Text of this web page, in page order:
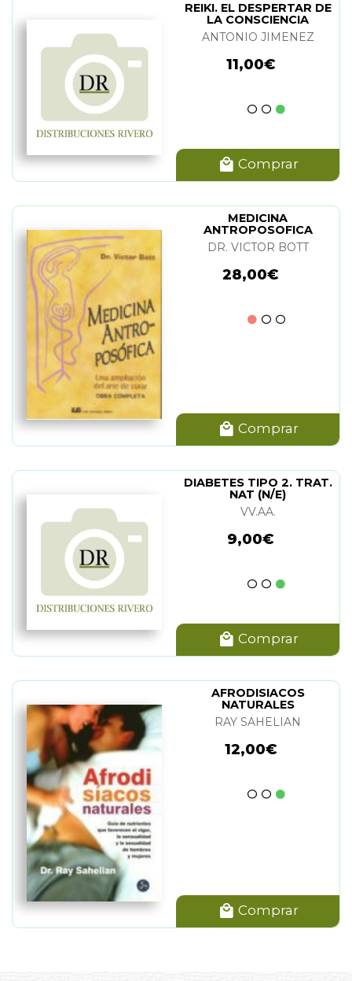
REIKI. EL DESPERTAR DE
LA CONSCIENCIA
ANTONIO JIMENEZ
11,00€
Comprar
MEDICINA
ANTROPOSOFICA
(OBRA COMPLETA)
DR. VICTOR BOTT
28,00€
Comprar
DIABETES TIPO 2. TRAT.
NAT (N/E)
VV.AA.
9,00€
Comprar
AFRODISIACOS
NATURALES
RAY SAHELIAN
12,00€
Comprar